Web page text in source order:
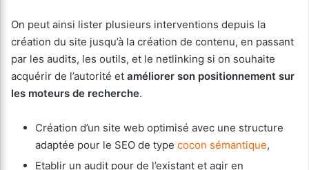
On peut ainsi lister plusieurs interventions depuis la
création du site jusqu’à la création de contenu, en passant
par les audits, les outils, et le netlinking si on souhaite
acquérir de l’autorité et améliorer son positionnement sur
les moteurs de recherche.
Création d’un site web optimisé avec une structure
adaptée pour le SEO de type cocon sémantique,
Etablir un audit pour de l’existant et agir en